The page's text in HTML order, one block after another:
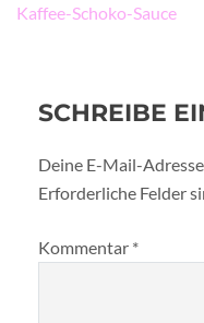
Kaffee-Schoko-Sauce
SCHREIBE
Deine E-Mail-
Erforderliche Felder
Kommentar *